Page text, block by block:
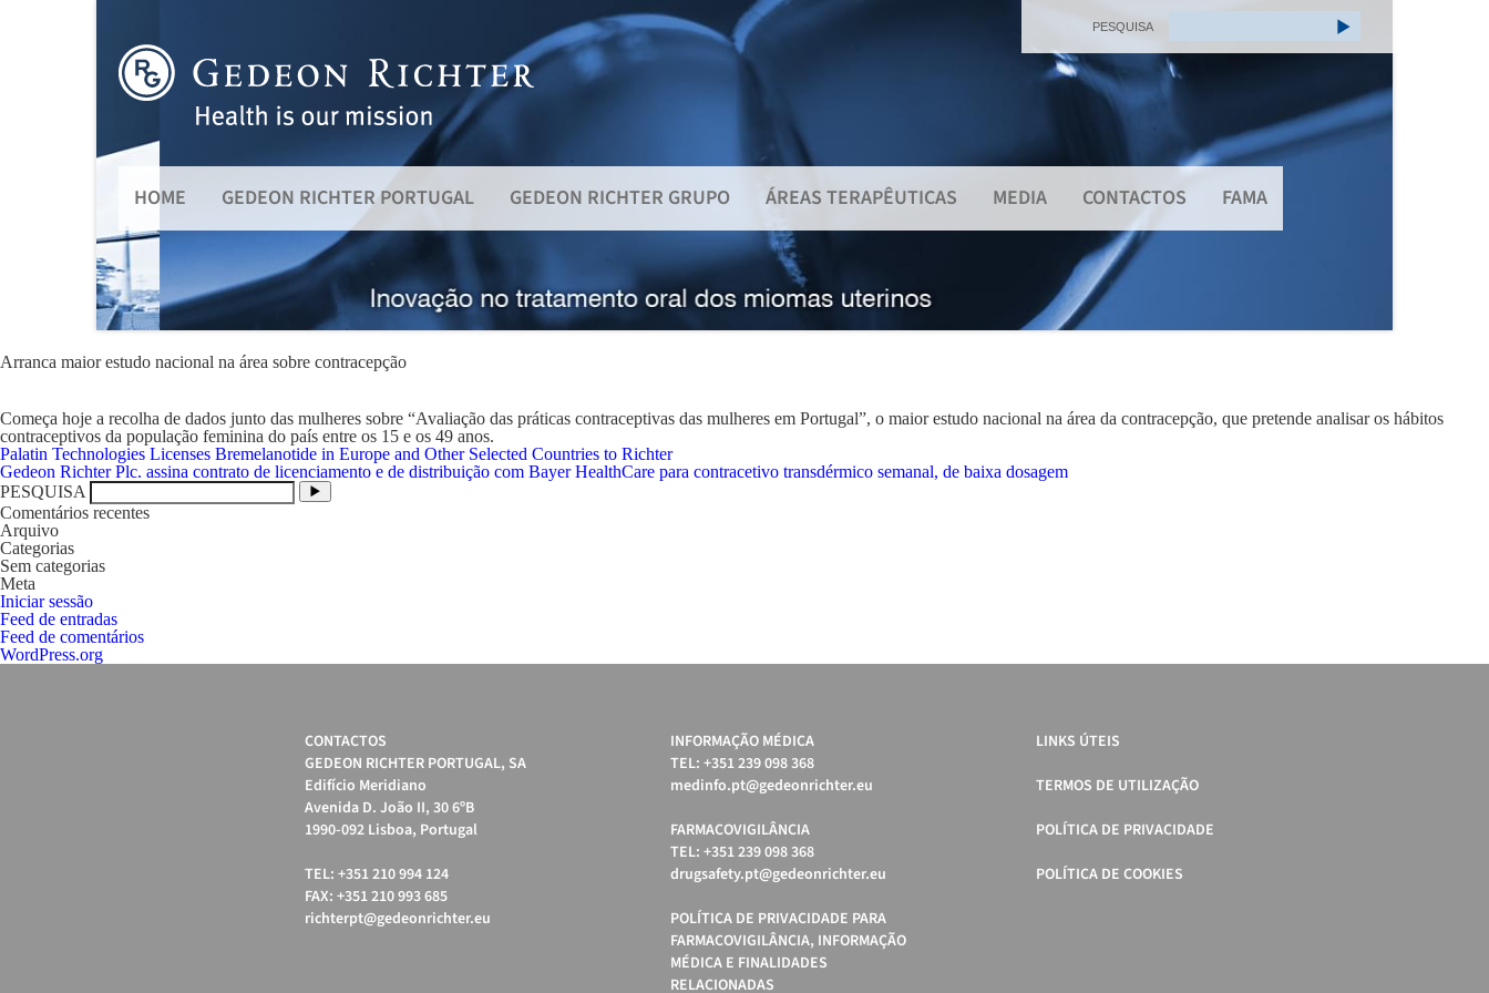
PESQUISA
HOME GEDEON RICHTER PORTUGAL GEDEON RICHTER GRUPO ÁREAS TERAPÊUTICAS MEDIA CONTACTOS FAMA
Arranca maior estudo nacional na área sobre contracepção
Começa hoje a recolha de dados junto das mulheres sobre “Avaliação das práticas contraceptivas das mulheres em Portugal”, o maior estudo nacional na área da contracepção, que pretende analisar os hábitos
contraceptivos da população feminina do país entre os 15 e os 49 anos.
Navegação
de
artigos
Palatin Technologies Licenses Bremelanotide in Europe and Other Selected Countries to Richter
Gedeon Richter Plc. assina contrato de licenciamento e de distribuição com Bayer HealthCare para contracetivo transdérmico semanal, de baixa dosagem
PESQUISA
Comentários recentes
Arquivo
Categorias
Sem categorias
Meta
Iniciar sessão
Feed de entradas
Feed de comentários
WordPress.org
CONTACTOS
GEDEON RICHTER PORTUGAL, SA
Edifício Meridiano
Avenida D. João II, 30 6ºB
1990-092 Lisboa, Portugal
TEL: +351 210 994 124
FAX: +351 210 993 685
richterpt@gedeonrichter.eu
INFORMAÇÃO MÉDICA
TEL: +351 239 098 368
medinfo.pt@gedeonrichter.eu
FARMACOVIGILÂNCIA
TEL: +351 239 098 368
drugsafety.pt@gedeonrichter.eu
POLÍTICA DE PRIVACIDADE PARA
FARMACOVIGILÂNCIA, INFORMAÇÃO
MÉDICA E FINALIDADES
RELACIONADAS
LINKS ÚTEIS
TERMOS DE UTILIZAÇÃO
POLÍTICA DE PRIVACIDADE
POLÍTICA DE COOKIES